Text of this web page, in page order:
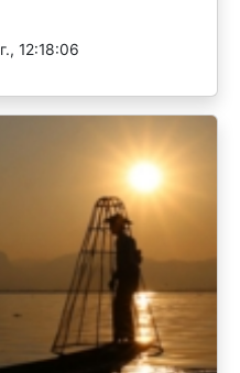
12:18:06